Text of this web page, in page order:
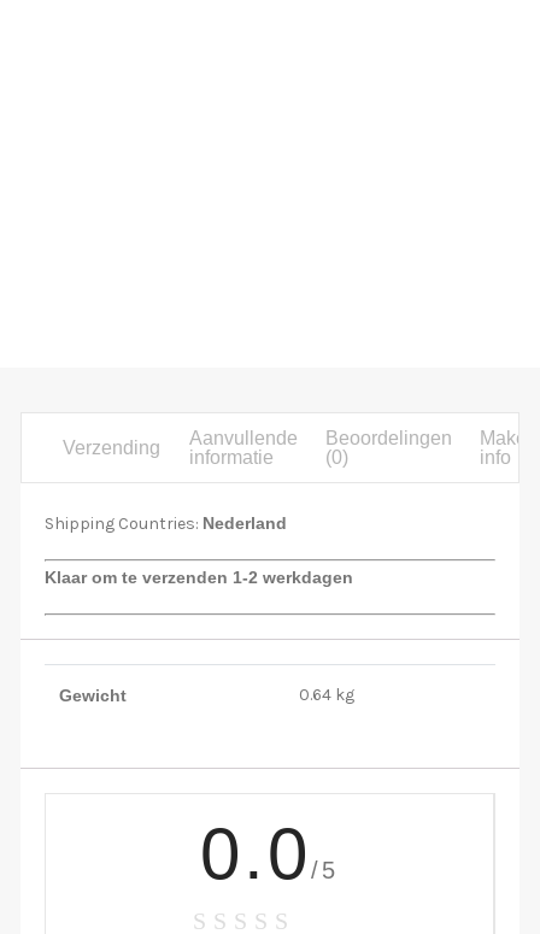
Verzending
Aanvullende
informatie
Beoordelingen
(0)
Maker
info
Shipping Countries: Nederland
Klaar om te verzenden 1-2 werkdagen
Gewicht 0.64 kg
0.0 /5